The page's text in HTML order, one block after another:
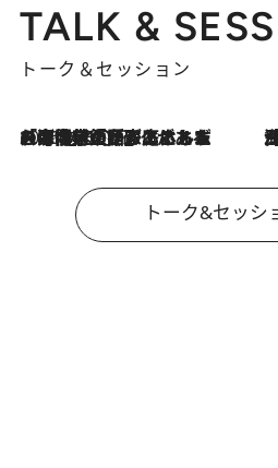
TALK &
トーク＆セッション
2026.8.3
「今後値上げがあるとすれば…」「リスクがあるのは今年の冬」エネルギー専門家が語る、ホルムズ海峡封鎖が家庭にもたらす“ある心配” 「住宅建て
トーク&セッシ